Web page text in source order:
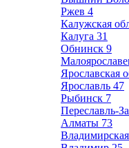
Ржев 4
Калужская
Калуга 31
Обнинск 9
Ярославская
Ярославль 47
Рыбинск 7
Переславль-
Алматы 73